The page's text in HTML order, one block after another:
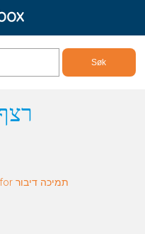
deg
Rediger profil for תמיכה דיבור